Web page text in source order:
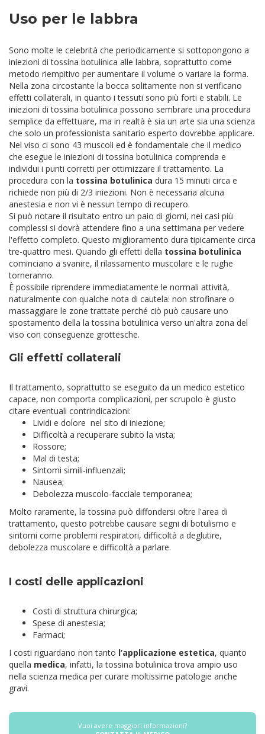
Uso per le labbra
Sono molte le celebrità che periodicamente si sottopongono a
iniezioni di tossina botulinica alle labbra, soprattutto come
metodo riempitivo per aumentare il volume o variare la forma.
Nella zona circostante la bocca solitamente non si verificano
effetti collaterali, in quanto i tessuti sono più forti e stabili. Le
iniezioni di tossina botulinica possono sembrare una procedura
semplice da effettuare, ma in realtà è sia un arte sia una scienza
che solo un professionista sanitario esperto dovrebbe applicare.
Nel viso ci sono 43 muscoli ed è fondamentale che il medico
che esegue le iniezioni di tossina botulinica comprenda e
individui i punti corretti per ottimizzare il trattamento. La
procedura con la tossina botulinica dura 15 minuti circa e
richiede non più di 2/3 iniezioni. Non è necessaria alcuna
anestesia e non vi è nessun tempo di recupero.
Si può notare il risultato entro un paio di giorni, nei casi più
complessi si dovrà attendere fino a una settimana per vedere
l'effetto completo. Questo miglioramento dura tipicamente circa
tre-quattro mesi. Quando gli effetti della tossina botulinica
cominciano a svanire, il rilassamento muscolare e le rughe
torneranno.
È possibile riprendere immediatamente le normali attività,
naturalmente con qualche nota di cautela: non strofinare o
massaggiare le zone trattate perché ciò può causare uno
spostamento della la tossina botulinica verso un'altra zona del
viso con conseguenze grottesche.
Gli effetti collaterali
Il trattamento, soprattutto se eseguito da un medico estetico
capace, non comporta complicazioni, per scrupolo è giusto
citare eventuali contrindicazioni:
Lividi e dolore nel sito di iniezione;
Difficoltà a recuperare subito la vista;
Rossore;
Mal di testa;
Sintomi simili-influenzali;
Nausea;
Debolezza muscolo-facciale temporanea;
Molto raramente, la tossina può diffondersi oltre l'area di
trattamento, questo potrebbe causare segni di botulismo e
sintomi come problemi respiratori, difficoltà a deglutire,
debolezza muscolare e difficoltà a parlare.
I costi delle applicazioni
Costi di struttura chirurgica;
Spese di anestesia;
Farmaci;
I costi riguardano non tanto l’applicazione estetica, quanto
quella medica, infatti, la tossina botulinica trova ampio uso
nella scienza medica per curare moltissime patologie anche
gravi.
Vuoi avere maggiori informazioni?